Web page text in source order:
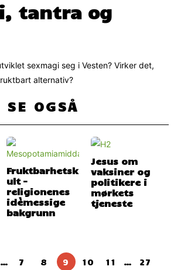
tantra og
sexmagi seg i Vesten? Virker det,
alternativ?
SE OGSÅ
Fruktbarhetsk
ult –
religionenes
idèmessige
bakgrunn
Jesus om
vaksiner og
politikere i
mørkets
tjeneste
… 7 8 9 10 11 … 27